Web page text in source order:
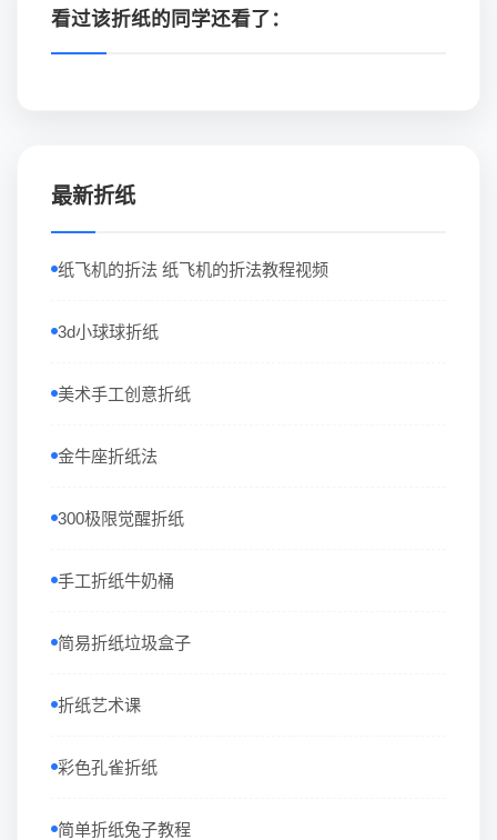
看过该折纸的同学还看了：
最新折纸
纸飞机的折法 纸飞机的折法教程视频
3d小球球折纸
美术手工创意折纸
金牛座折纸法
300极限觉醒折纸
手工折纸牛奶桶
简易折纸垃圾盒子
折纸艺术课
彩色孔雀折纸
简单折纸兔子教程